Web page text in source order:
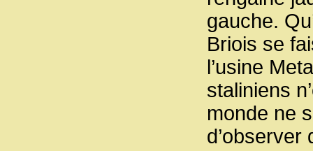
gauche.
Briois se
l’usine
staliniens
monde ne